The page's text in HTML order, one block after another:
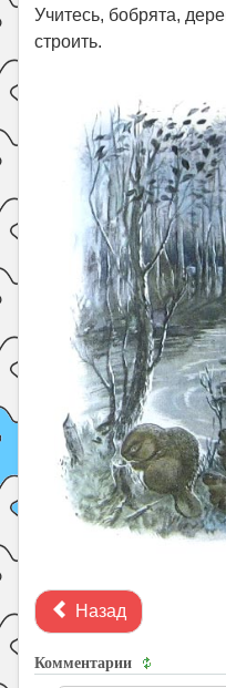
Учитесь, бобрята,
строить.
Назад
Комментарии